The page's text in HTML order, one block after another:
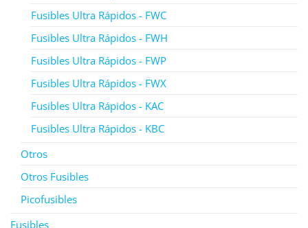
Fusibles Ultra Rápidos - FWC
Fusibles Ultra Rápidos - FWH
Fusibles Ultra Rápidos - FWP
Fusibles Ultra Rápidos - FWX
Fusibles Ultra Rápidos - KAC
Fusibles Ultra Rápidos - KBC
Otros
Otros Fusibles
Picofusibles
Fusibles